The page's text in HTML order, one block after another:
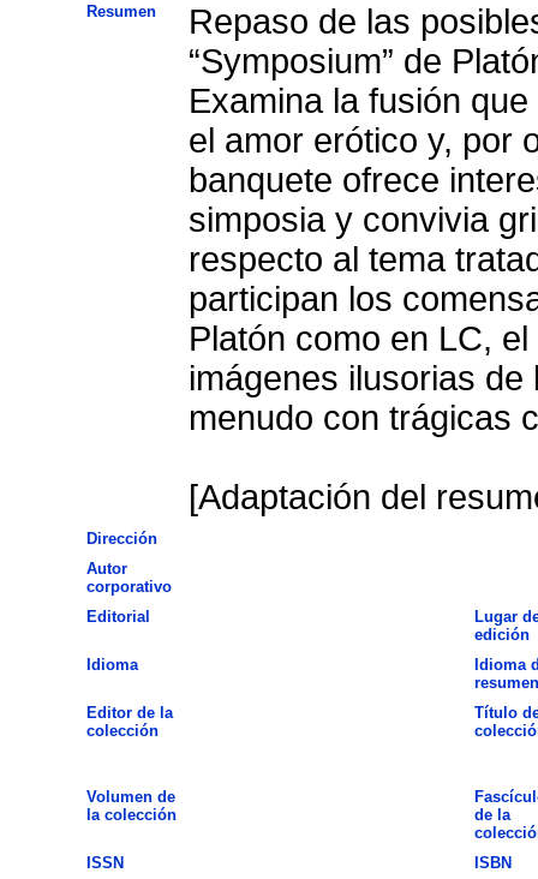
Resumen
Repaso de las
“Symposium” de
Examina la fusión
el amor erótico y, por
banquete ofrece
simposia y convivia
respecto al tema
participan los
Platón como en LC,
imágenes ilusorias
menudo con trágicas
[Adaptación del
Dirección
Autor
corporativo
Editorial
Lugar
edición
Idioma
Idioma
resumen
Editor de la
colección
Título
Volumen de
la colección
de la
ISSN
ISBN